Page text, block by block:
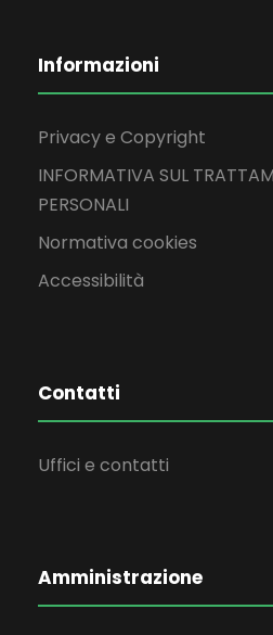
Informazioni
Privacy e Copyright
INFORMATIVA SUL
PERSONALI
Normativa cookies
Accessibilità
Contatti
Uffici e contatti
Amministrazione